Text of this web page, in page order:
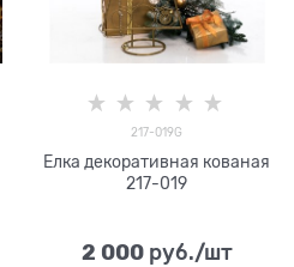
217-019G
Елка декоративная кованая
217-019
2 000 руб./шт